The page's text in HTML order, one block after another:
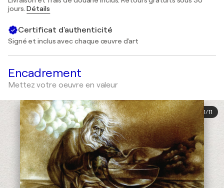
jours.Détails
Certificat d'authenticité
Signé et inclus avec chaque œuvre d'art
Encadrement
Mettez votre oeuvre en valeur
1/11